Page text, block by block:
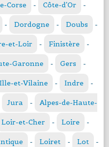
Corse - Côte-d'Or -
- Dordogne - Doubs -
et-Loir - Finistère -
Garonne - Gers -
Ille-et-Vilaine - Indre -
Jura - Alpes-de-Haute-
Loir-et-Cher - Loire -
- Loiret - Lot -